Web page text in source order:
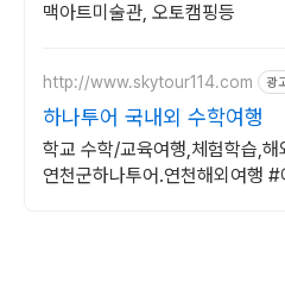
맥아트미술관, 오토캠핑등
http://www.skytour114.com 광
하나투어 국내외 수학여행
학교 수학/교육여행,체험학습,
연천군하나투어.연천해외여행